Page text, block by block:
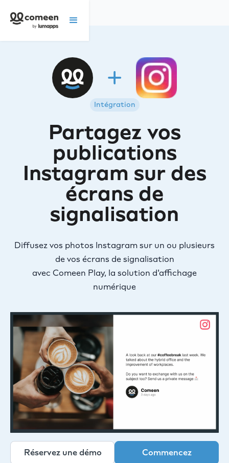
Intégration
Partagez vos
publications
Instagram sur des
écrans de
signalisation
Diffusez vos photos Instagram sur un ou plusieurs
de vos écrans de signalisation
avec Comeen Play, la solution d'affichage
numérique
Réservez une démo Commencez